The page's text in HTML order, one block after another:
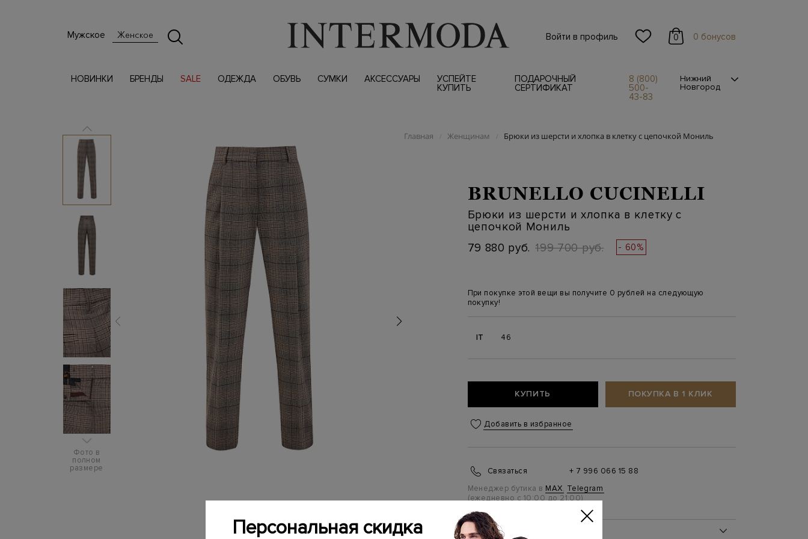
Мужское Женское Войти в профиль 0 0 бонусов
НОВИНКИ БРЕНДЫ SALE ОДЕЖДА ОБУВЬ СУМКИ АКСЕССУАРЫ
УСПЕЙТЕ
КУПИТЬ
ПОДАРОЧНЫЙ
СЕРТИФИКАТ
8 (800)
500-
43-83
Нижний
Новгород
Фото в
полном
размере
Главная / Женщинам / Брюки из шерсти и хлопка в клетку с цепочкой Мониль
BRUNELLO CUCINELLI
Брюки из шерсти и хлопка в клетку с
цепочкой Мониль
79 880 руб. 199 700 руб. - 60%
При покупке этой вещи вы получите 0 рублей на следующую
покупку!
IT 46
КУПИТЬ ПОКУПКА В 1 КЛИК
Добавить в избранное
Связаться
+ 7 996 066 15 88
Менеджер бутика в MAX, Telegram
(ежедневно с 10:00 до 21:00)
ИНФОРМАЦИЯ ОБ ИЗДЕЛИИ
Персональная скидка